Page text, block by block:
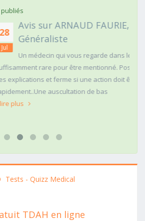
ARNAUD FAURIE, Médecin
qui vous regarde dans les yeux c'est
pour être mentionné. Posé,clair dans
ferme si une action doit être menée
auscultation de bas
Tests - Quizz Medical
TDAH en ligne